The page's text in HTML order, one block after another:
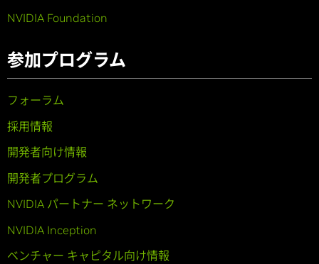
NVIDIA Foundation
参加プログラム
フォーラム
採用情報
開発者向け情報
開発者プログラム
NVIDIA パートナー ネットワーク
NVIDIA Inception
ベンチャー キャピタル向け情報